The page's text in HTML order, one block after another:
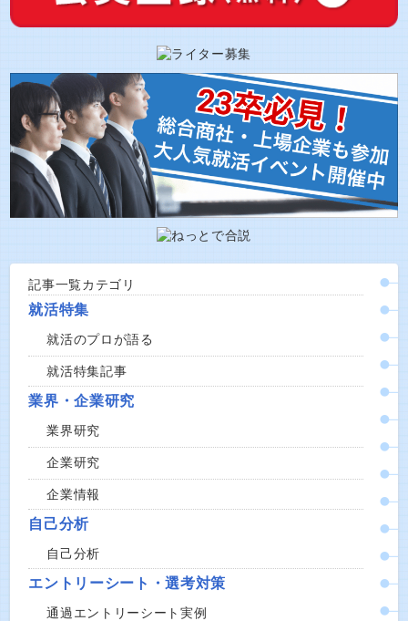
記事一覧カテゴリ
就活特集
就活のプロが語る
就活特集記事
業界・企業研究
業界研究
企業研究
企業情報
自己分析
自己分析
エントリーシート・選考対策
通過エントリーシート実例